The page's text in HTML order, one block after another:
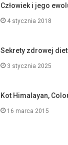
Człowiek i jego
4 stycznia 2018
Sekrety zdrowej
3 stycznia 2025
Kot Himalayan,
16 marca 2015